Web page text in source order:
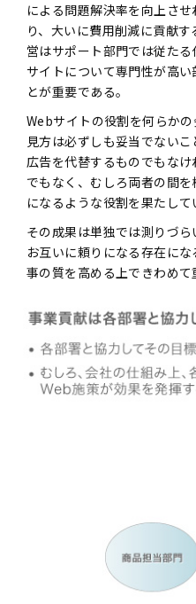
による問題解決率を向上さ
り、大いに費用削減に貢献
営はサポート部門では従た
サイトについて専門性が高
とが重要である。
Webサイトの役割を何らか
見方は必ずしも妥当でない
広告を代替するものでもな
でもなく、むしろ両者の間
になるような役割を果たして
その成果は単独では測りづ
お互いに頼りになる存在に
事の質を高める上できわめて